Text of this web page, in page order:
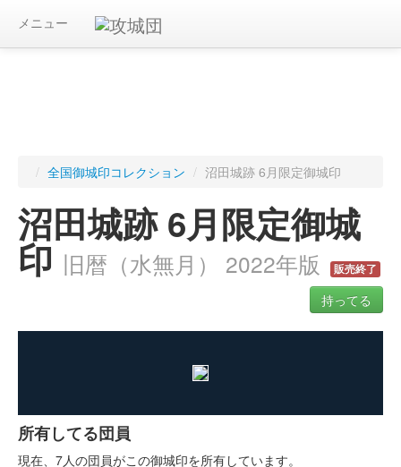
メニュー
/ 全国御城印コレクション / 沼田城跡 6月限定御城印
沼田城跡 6月限定御城
印 旧暦（水無月） 2022年版 販売終了
持ってる
所有してる団員
現在、7人の団員がこの御城印を所有しています。